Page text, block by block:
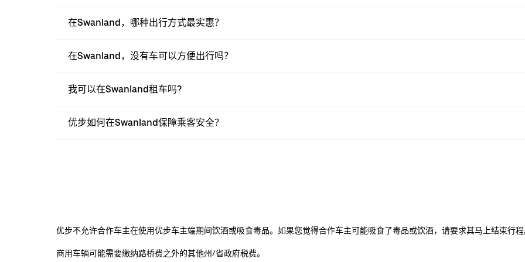
在Swanland，哪种出行方式最实惠？
在Swanland，没有车可以方便出行吗？
我可以在Swanland租车吗?
优步如何在Swanland保障乘客安全？
优步不允许合作车主在使用优步车主端期间饮酒或吸食毒品。如果您觉得合作车主可能吸食了毒品或饮酒，请要求其马上结束行
商用车辆可能需要缴纳路桥费之外的其他州/省政府税费。